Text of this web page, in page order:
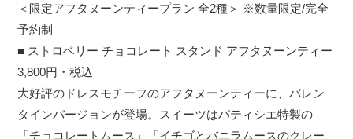
＜限定アフタヌーンティープラン 全2種＞ ※数量限定/完全
予約制
■ ストロベリー チョコレート スタンド アフタヌーンティー
3,800円・税込
大好評のドレスモチーフのアフタヌーンティーに、バレン
タインバージョンが登場。スイーツはパティシエ特製の
「チョコレートムース」「イチゴとバニラムースのクレー